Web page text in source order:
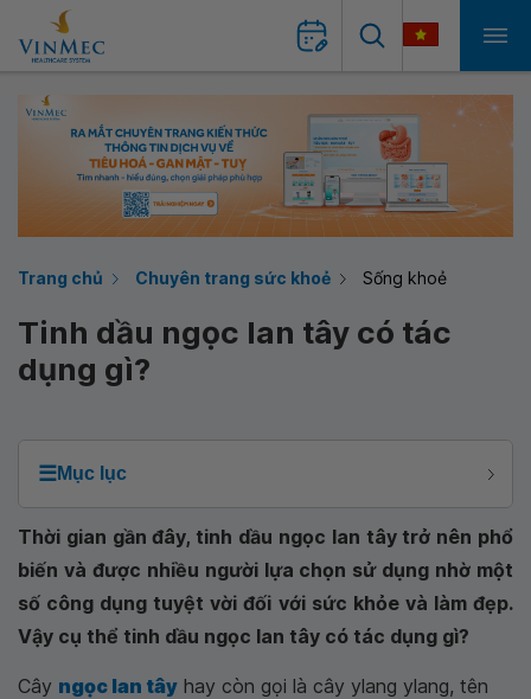
Trang chủ Chuyên trang sức khoẻ Sống khoẻ
Tinh dầu ngọc lan tây có tác
dụng gì?
☰Mục lục
Thời gian gần đây, tinh dầu ngọc lan tây trở nên phổ
biến và được nhiều người lựa chọn sử dụng nhờ một
số công dụng tuyệt vời đối với sức khỏe và làm đẹp.
Vậy cụ thể tinh dầu ngọc lan tây có tác dụng gì?
Cây ngọc lan tây hay còn gọi là cây ylang ylang, tên